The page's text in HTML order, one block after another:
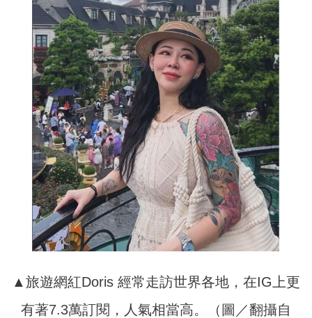
▲旅遊網紅Doris 經常走訪世界各地，在IG上更
有著7.3萬訂閱，人氣相當高。（圖／翻攝自